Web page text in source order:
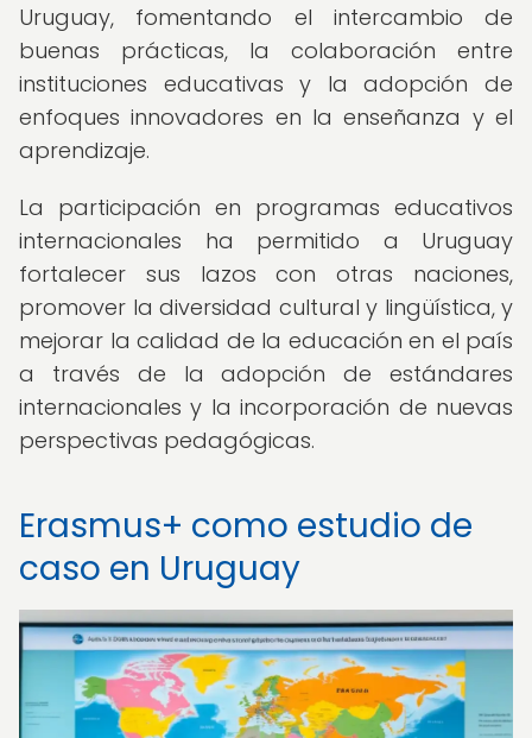
Uruguay, fomentando el intercambio de
buenas prácticas, la colaboración entre
instituciones educativas y la adopción de
enfoques innovadores en la enseñanza y el
aprendizaje.
La participación en programas educativos
internacionales ha permitido a Uruguay
fortalecer sus lazos con otras naciones,
promover la diversidad cultural y lingüística, y
mejorar la calidad de la educación en el país
a través de la adopción de estándares
internacionales y la incorporación de nuevas
perspectivas pedagógicas.
Erasmus+ como estudio de
caso en Uruguay